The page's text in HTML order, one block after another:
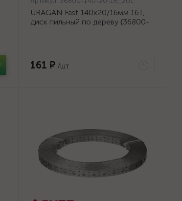
URAGAN Fast 140x20/16мм 16Т,
диск пильный по дереву {36800-
161 ₽ /шт